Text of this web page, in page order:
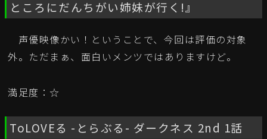
ところにだんちがい姉妹が行く!』
声優映像かい！ということで、今回は評価の対象
外。ただまぁ、面白いメンツではありますけど。
満足度：☆
ToLOVEる -とらぶる- ダークネス 2nd 1話